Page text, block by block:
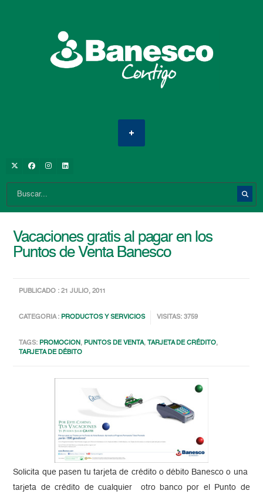
Vacaciones gratis al pagar en los
Puntos de Venta Banesco
PUBLICADO : 21 JULIO, 2011
CATEGORIA : PRODUCTOS Y SERVICIOS VISITAS: 3759
TAGS: PROMOCION, PUNTOS DE VENTA, TARJETA DE CRÉDITO,
TARJETA DE DÉBITO
Solicita que pasen tu tarjeta de crédito o débito Banesco o una
tarjeta de crédito de cualquier otro banco por el Punto de